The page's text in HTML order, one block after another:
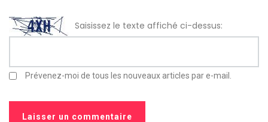
Saisissez le texte affiché ci-dessus:
Prévenez-moi de tous les nouveaux articles par e-mail.